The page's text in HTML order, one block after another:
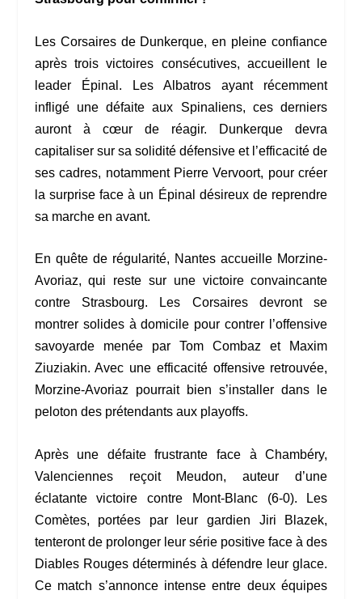
Les Corsaires de Dunkerque, en pleine confiance
après trois victoires consécutives, accueillent le
leader Épinal. Les Albatros ayant récemment
infligé une défaite aux Spinaliens, ces derniers
auront à cœur de réagir. Dunkerque devra
capitaliser sur sa solidité défensive et l’efficacité de
ses cadres, notamment Pierre Vervoort, pour créer
la surprise face à un Épinal désireux de reprendre
sa marche en avant.
En quête de régularité, Nantes accueille Morzine-
Avoriaz, qui reste sur une victoire convaincante
contre Strasbourg. Les Corsaires devront se
montrer solides à domicile pour contrer l’offensive
savoyarde menée par Tom Combaz et Maxim
Ziuziakin. Avec une efficacité offensive retrouvée,
Morzine-Avoriaz pourrait bien s’installer dans le
peloton des prétendants aux playoffs.
Après une défaite frustrante face à Chambéry,
Valenciennes reçoit Meudon, auteur d’une
éclatante victoire contre Mont-Blanc (6-0). Les
Comètes, portées par leur gardien Jiri Blazek,
tenteront de prolonger leur série positive face à des
Diables Rouges déterminés à défendre leur glace.
Ce match s’annonce intense entre deux équipes